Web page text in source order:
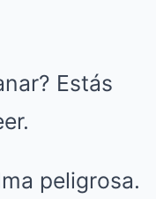
Estás
peligrosa.